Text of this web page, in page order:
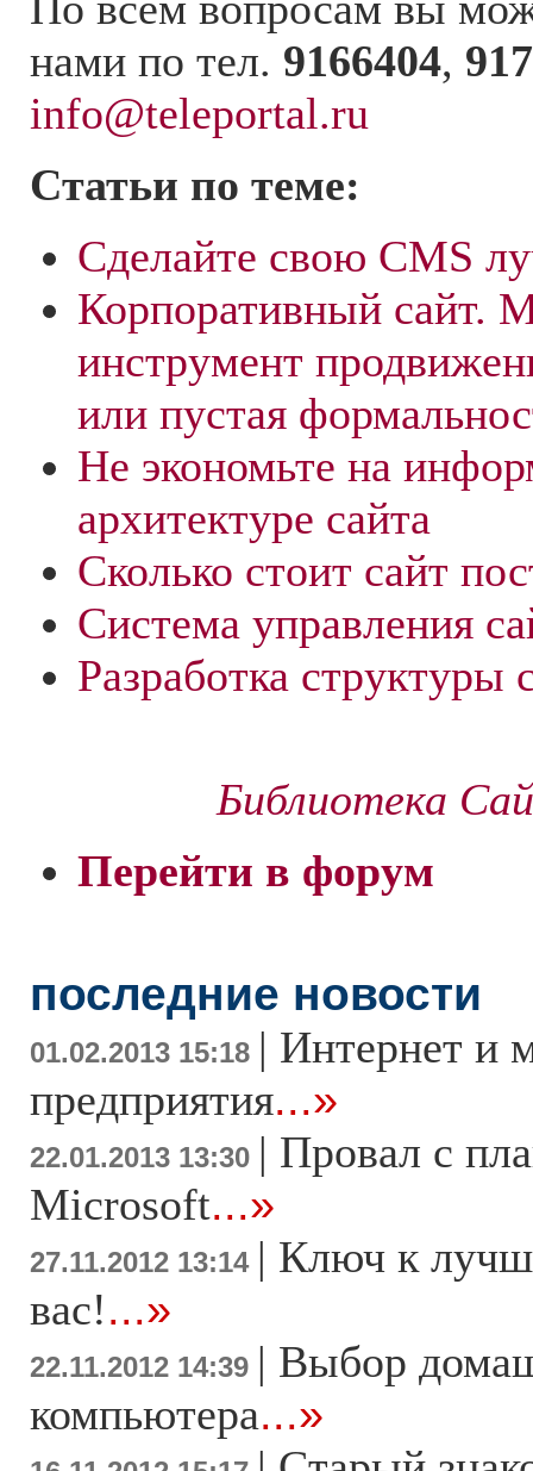
нами по тел. 9166404,
info@teleportal.ru
Статьи по теме:
Сделайте свою CMS
Корпоративный сайт.
инструмент
или пустая
Не экономьте на
архитектуре сайта
Сколько стоит сайт
Система управления
Разработка структуры
Библиотека
Перейти в форум
последние новости
01.02.2013 15:18 | Интернет и
предприятия...»
22.01.2013 13:30 | Провал с
Microsoft...»
27.11.2012 13:14 | Ключ к
вас!...»
22.11.2012 14:39 | Выбор
компьютера...»